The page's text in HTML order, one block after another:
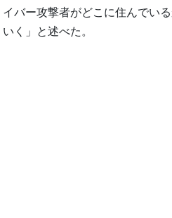
イバー攻撃者がどこに住んでい
いく」と述べた。